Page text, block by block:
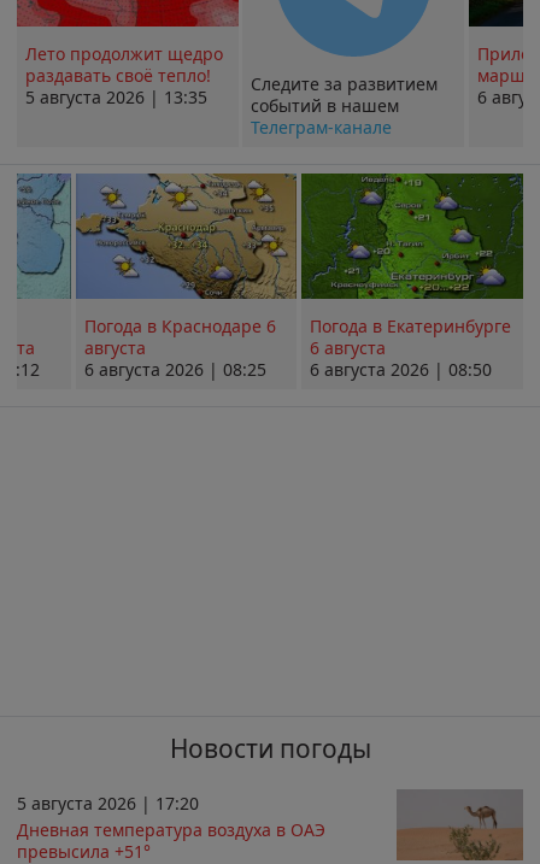
Лето продолжит щедро
раздавать своё тепло!
5 августа 2026 | 13:35
Следите за развитием
событий в нашем
Телеграм-канале
6
Погода в Краснодаре 6
августа
6 августа 2026 | 08:25
Погода в Екатеринбурге
6 августа
6 августа 2026 | 08:50
Новости погоды
5 августа 2026 | 17:20
Дневная температура воздуха в ОАЭ
превысила +51°